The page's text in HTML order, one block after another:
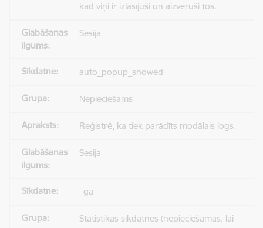
kad viņi ir izlasījuši un aizvēruši tos.
Sesija
auto_popup_showed
Nepieciešams
Reģistrē, ka tiek parādīts modālais logs.
Sesija
_ga
Statistikas sīkdatnes (nepieciešamas, lai